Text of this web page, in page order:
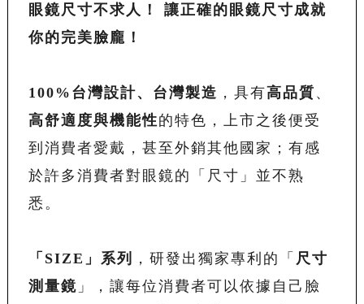
眼鏡尺寸不求人！
讓正確的眼鏡尺寸成就
你的完美臉龐！
100% 台灣設計、台灣製造 ，具有高品質 、
高舒適度與機能性的特色，上市之後便受
到消費者愛戴，甚至外銷其他國家；有感
於許多消費者對眼鏡的「尺寸」並不熟
悉。
「 SIZE 」系列 ，研發出獨家專利的「 尺寸
測量鏡 」，讓每位消費者可以依據自己臉